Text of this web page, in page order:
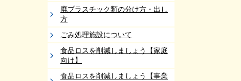
廃プラスチック類の分け方・出し
方
ごみ処理施設について
食品ロスを削減しましょう【家庭
向け】
食品ロスを削減しましょう【事業